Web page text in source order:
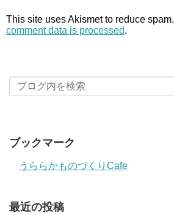
This site uses Akismet to reduce spam.
comment data is processed.
ブックマーク
うららかものづくりCafe
最近の投稿